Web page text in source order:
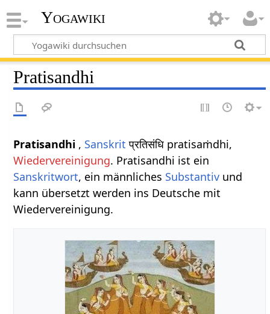
Yogawiki
Pratisandhi
Pratisandhi , Sanskrit प्रतिसंधि pratisaṁdhi,
Wiedervereinigung. Pratisandhi ist ein
Sanskritwort, ein männliches Substantiv und
kann übersetzt werden ins Deutsche mit
Wiedervereinigung.